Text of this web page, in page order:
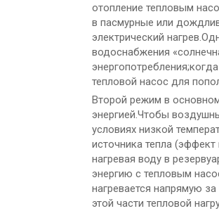
отопление тепловым
в пасмурные или
электрический
водоснабжения
тепловой насос для
Второй режим в
энергией.Чтобы
условиях низкой
источника тепла
нагревая воду в
энергию с тепловым
нагревается напрямую
этой части тепловой